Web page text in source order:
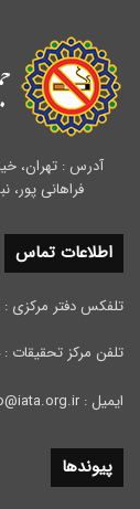
آدرس : تهران،
فراهانی پور، نبش
اطلاعات تماس
تلفکس دفتر مرکزی : 2-88105001-021
تلفن مرکز تحقیقات : 88708564-021
ایمیل : info@iata.org.ir
پیوندها